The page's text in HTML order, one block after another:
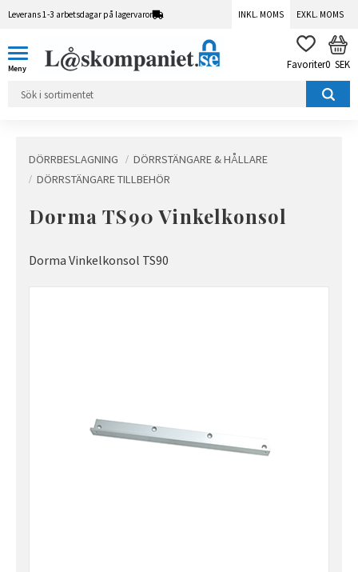
Leverans 1-3 arbetsdagar på lagervaror INKL. MOMS EXKL. MOMS
FAVORITER
0 SEK
DÖRRBESLAGNING
DÖRRSTÄNGARE & HÅLLARE
DÖRRSTÄNGARE TILLBEHÖR
Dorma TS90 Vinkelkonsol
Dorma Vinkelkonsol TS90